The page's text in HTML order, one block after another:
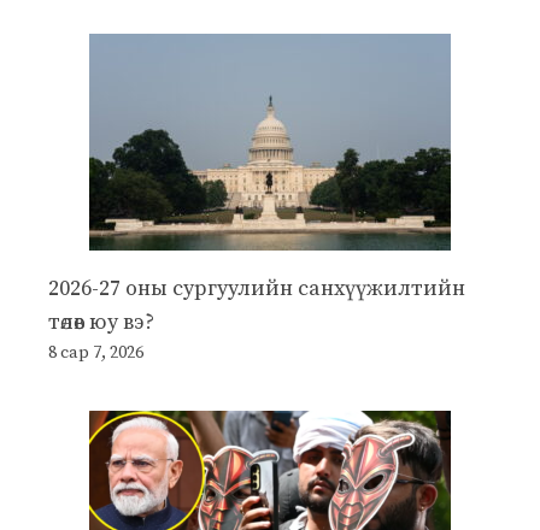
2026-27 оны сургуулийн санхүүжилтийн
төлөв юу вэ?
8 сар 7, 2026